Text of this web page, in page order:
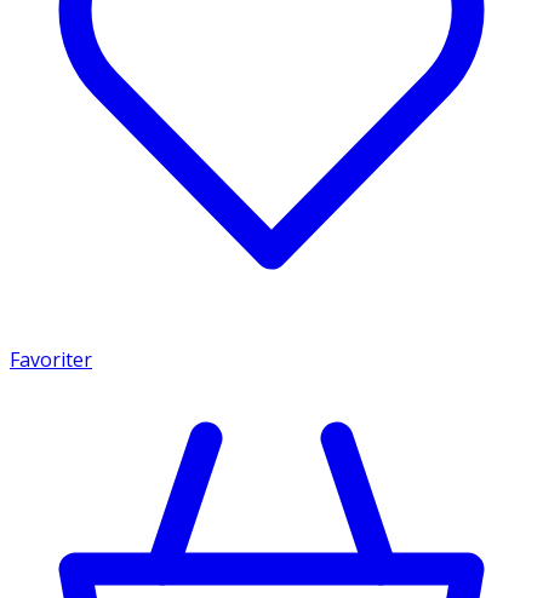
Favoriter